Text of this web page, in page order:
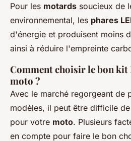
Pour les motards soucieux de
environnemental, les phares
d'énergie et produisent moins
ainsi à réduire l'empreinte
Comment choisir le bon
moto ?
Avec le marché regorgeant de
modèles, il peut être difficile
pour votre moto. Plusieurs
en compte pour faire le bon